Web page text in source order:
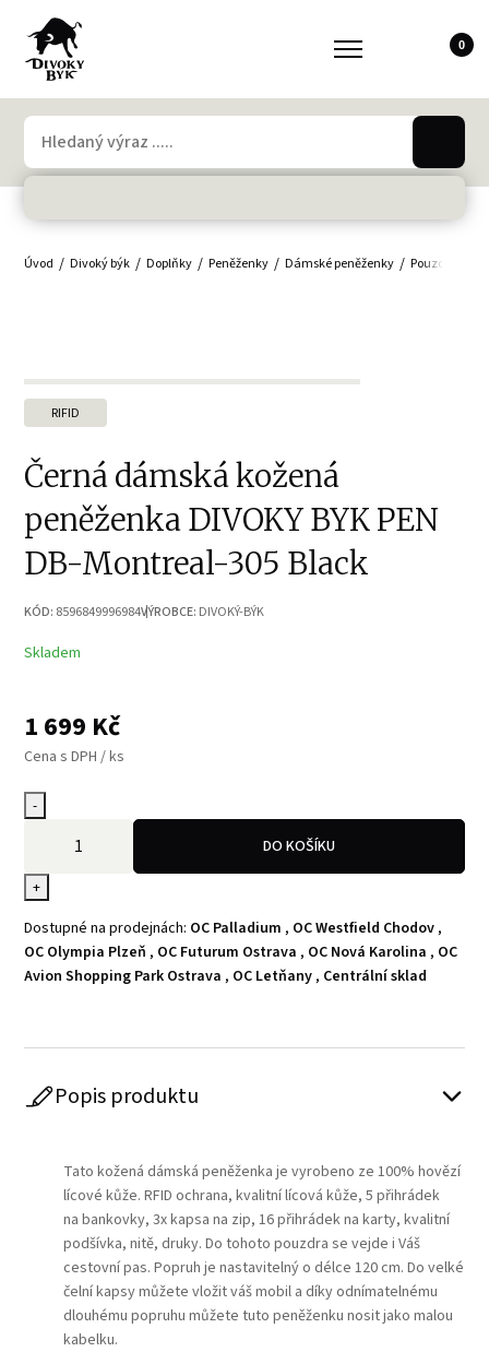
0
Úvod Divoký býk Doplňky Peněženky Dámské peněženky Pouzdra,
RIFID
Černá dámská kožená
peněženka DIVOKY BYK PEN
DB-Montreal-305 Black
KÓD: 8596849996984VÝROBCE: DIVOKÝ-BÝK
Skladem
1 699 Kč
Cena s DPH / ks
-
+
DO KOŠÍKU
Dostupné na prodejnách: OC Palladium , OC Westfield Chodov ,
OC Olympia Plzeň , OC Futurum Ostrava , OC Nová Karolina , OC
Avion Shopping Park Ostrava , OC Letňany , Centrální sklad
Popis produktu
Play
Tato kožená dámská peněženka je vyrobeno ze 100% hovězí
lícové kůže. RFID ochrana, kvalitní lícová kůže, 5 přihrádek
na bankovky, 3x kapsa na zip, 16 přihrádek na karty, kvalitní
podšívka, nitě, druky. Do tohoto pouzdra se vejde i Váš
cestovní pas. Popruh je nastavitelný o délce 120 cm. Do velké
čelní kapsy můžete vložit váš mobil a díky odnímatelnému
dlouhému popruhu můžete tuto peněženku nosit jako malou
kabelku.